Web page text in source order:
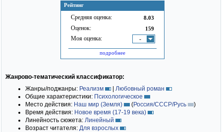
Рейтинг
Средняя оценка: 8.03
Оценок: 159
Моя оценка: -
подробнее
Жанрово-тематический классификатор:
Жанры/поджанры: Реализм | Любовный роман
Общие характеристики: Психологическое
Место действия: Наш мир (Земля) (Россия/СССР/Русь
)
Время действия: Новое время (17-19 века)
Линейность сюжета: Линейный
Возраст читателя: Для взрослых